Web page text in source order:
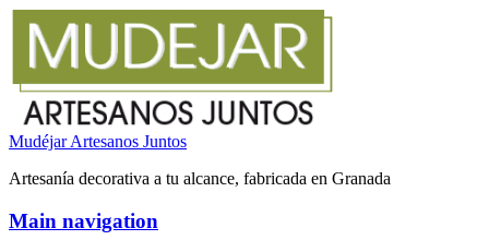
Mudéjar Artesanos Juntos
Artesanía decorativa a tu alcance, fabricada en Granada
Main navigation